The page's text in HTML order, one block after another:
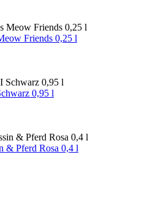
Friends 0,25 l
0,95 l
& Pferd Rosa 0,4 l